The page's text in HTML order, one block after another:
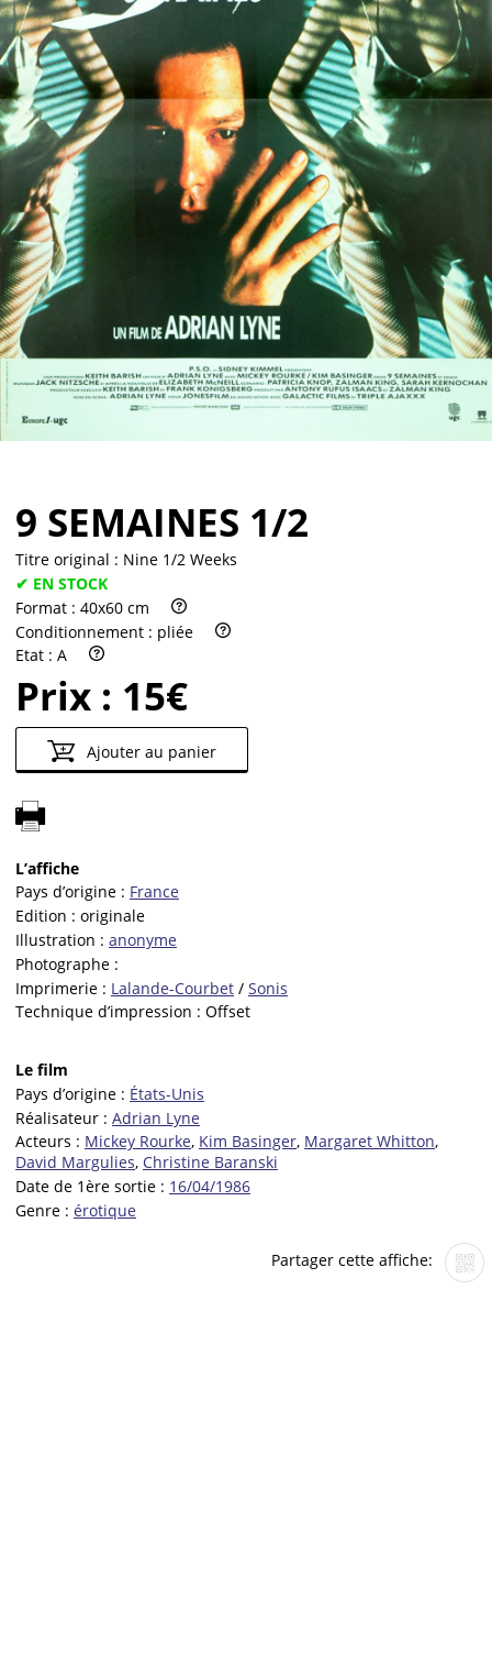
Vendre
9 SEMAINES 1/2
Titre original : Nine 1/2 Weeks
✔ EN STOCK
Format : 40x60 cm
Conditionnement : pliée
Etat : A
Prix : 15€
Ajouter au panier
L’affiche
Pays d’origine : France
Edition : originale
Illustration : anonyme
Photographe :
Imprimerie : Lalande-Courbet / Sonis
Technique d’impression : Offset
Le film
Pays d’origine : États-Unis
Réalisateur : Adrian Lyne
Acteurs : Mickey Rourke, Kim Basinger, Margaret Whitton,
David Margulies, Christine Baranski
Date de 1ère sortie : 16/04/1986
Genre : érotique
Partager cette affiche: